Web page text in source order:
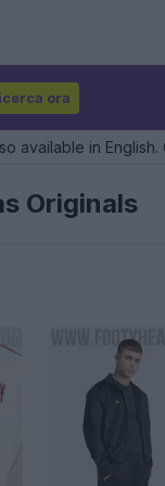
ora
available in
Originals